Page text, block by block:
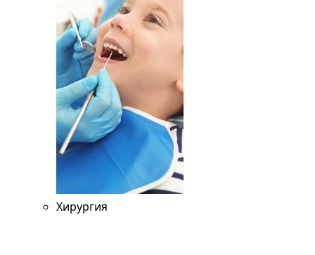
Хирургия